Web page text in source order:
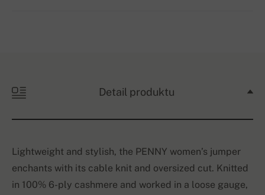
Detail produktu
Lightweight and stylish, the PENNY women’s jumper
enchants with its cable knit and oversized cut. Knitted
in 100% 6-ply cashmere and worked in a loose gauge,